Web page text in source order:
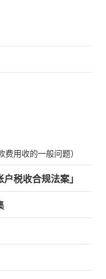
费用收的一般问题）
税收合规法案」